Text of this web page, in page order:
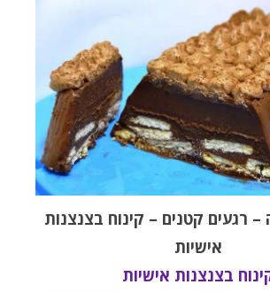
רגעים קטנים – קינוח בצנצנות
אישיות
בצנצנות אישיות